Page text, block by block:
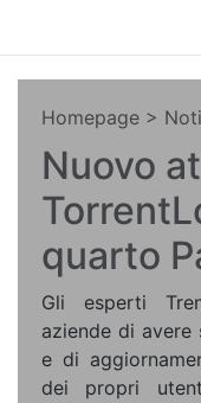
Homepage >
Nuovo
quarto
Gli esperti
aziende di
e di
dei propri